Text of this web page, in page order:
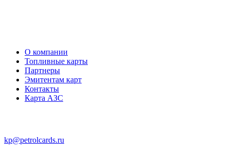
О компании
Топливные карты
Партнеры
Эмитентам карт
Контакты
Карта АЗС
kp@petrolcards.ru